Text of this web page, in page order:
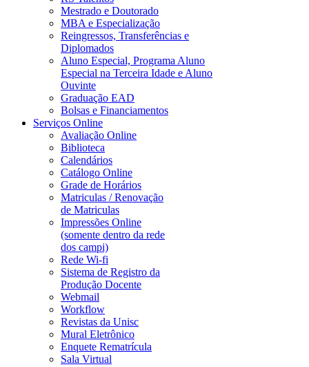
Mestrado e Doutorado
MBA e Especialização
Reingressos, Transferências e
Diplomados
Aluno Especial, Programa Aluno
Especial na Terceira Idade e Aluno
Ouvinte
Graduação EAD
Bolsas e Financiamentos
Serviços Online
Avaliação Online
Biblioteca
Calendários
Catálogo Online
Grade de Horários
Matriculas / Renovação
de Matriculas
Impressões Online
(somente dentro da rede
dos campi)
Rede Wi-fi
Sistema de Registro da
Produção Docente
Webmail
Workflow
Revistas da Unisc
Mural Eletrônico
Enquete Rematrícula
Sala Virtual